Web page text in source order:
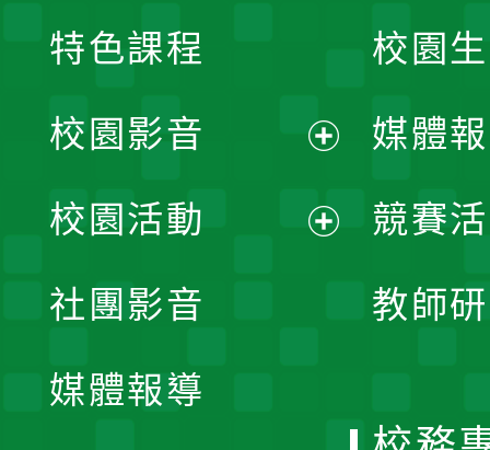
校園
媒體
競賽
教師
特色課程
校園影音
開
校園活動
社團影音
媒體報導